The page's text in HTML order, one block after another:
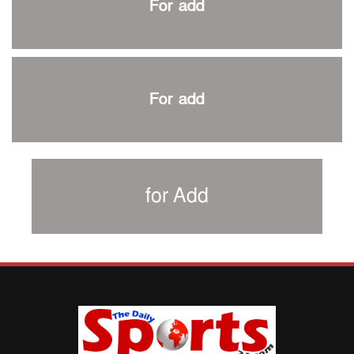
শান্ত-মুমিনুলদের ব্যাটে প্রথম দিন বাংলাদেশের
প্রচার বিমুখ এক ক্রীড়া অন্তপ্রাণ সংগঠক
সাফের হ্যাটট্রিক মিশনে থাইল্যান্ডের পথে আফঈদারা
বায়ার্নকে বিদায় করে ফাইনালে পিএসজি
আগামী বছর থেকে শিক্ষাক্ষেত্রে খেলাধুলা বাধ্যতামূলক করা হবে:
পাকিস্তানের বিপক্ষে টেস্টের আগে বাংলাদেশের প্রস্তুতি নিয়ে
আত্মবিশ্বাসী সিমন্স
For add
For add
for Add